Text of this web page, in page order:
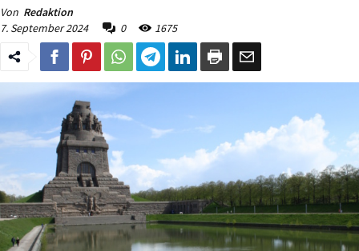
Von Redaktion
7. September 2024
0 1675